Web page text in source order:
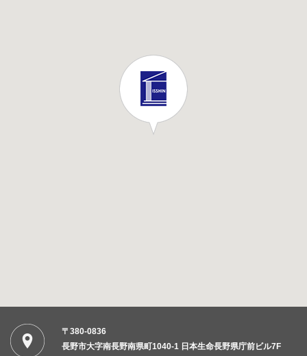
〒380-0836
長野市大字南長野南県町1040-1 日本生命長野県庁前ビル7F